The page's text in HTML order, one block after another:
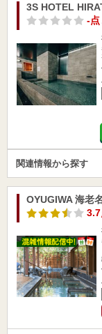
3S HOTEL
-点
関連情報から探す
OYUGIWA 海老
3.7